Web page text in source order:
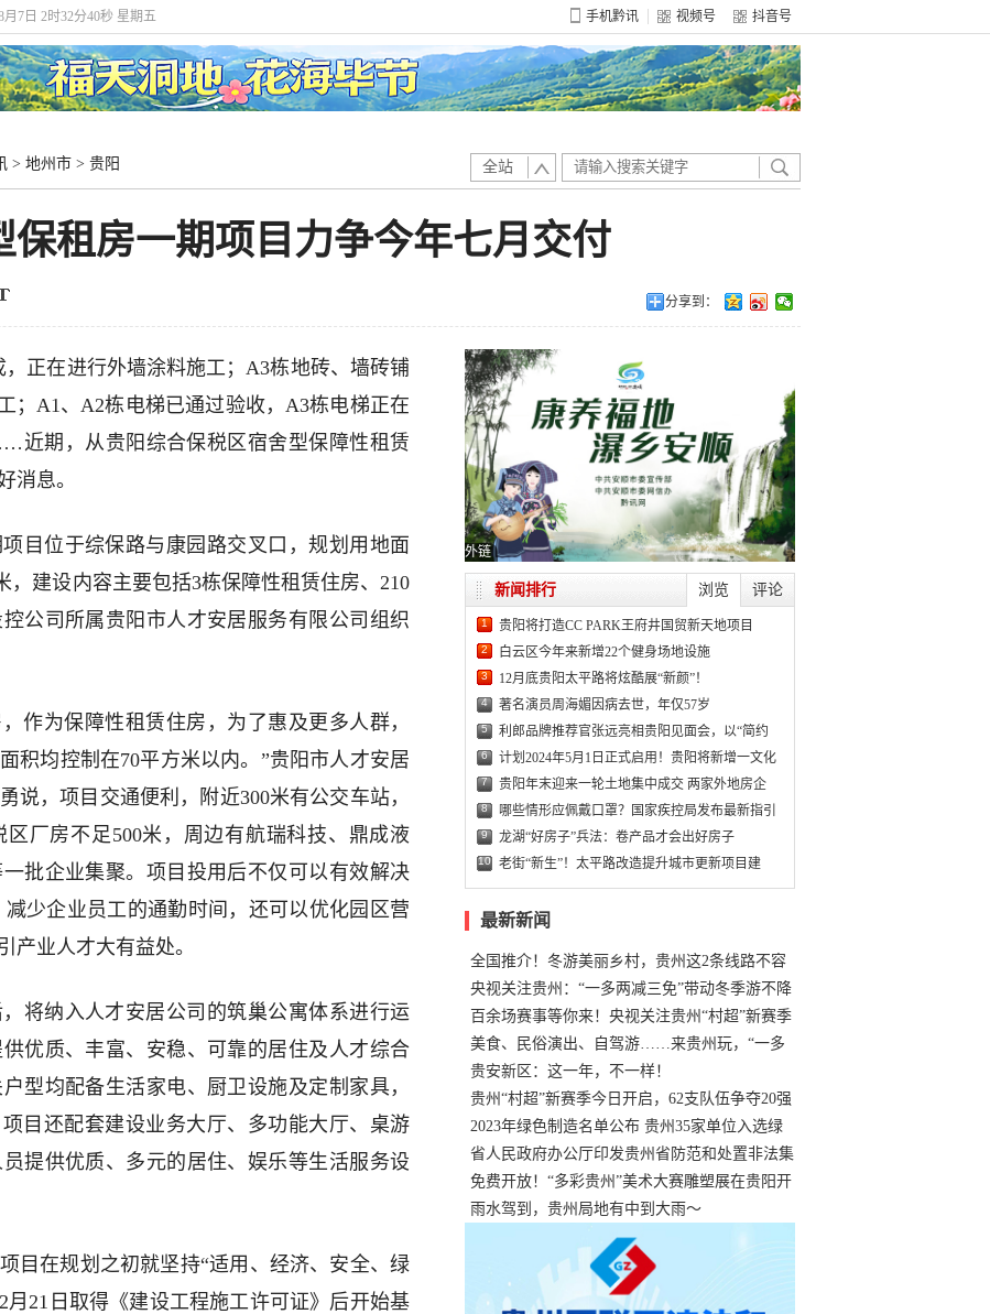
月7日 2时32分41秒 星期五 手机黔讯 视频号 抖音号
> 地州市 > 贵阳 全站
保租房一期项目力争今年七月交付
分享到：
正在进行外墙涂料施工；A3栋地砖、墙砖铺
；A1、A2栋电梯已通过验收，A3栋电梯正在
近期，从贵阳综合保税区宿舍型保障性租赁
消息。
目位于综保路与康园路交叉口，规划用地面
，建设内容主要包括3栋保障性租赁住房、210
公司所属贵阳市人才安居服务有限公司组织
作为保障性租赁住房，为了惠及更多人群，
积均控制在70平方米以内。”贵阳市人才安居
说，项目交通便利，附近300米有公交车站，
厂房不足500米，周边有航瑞科技、鼎成液
批企业集聚。项目投用后不仅可以有效解决
少企业员工的通勤时间，还可以优化园区营
产业人才大有益处。
将纳入人才安居公司的筑巢公寓体系进行运
优质、丰富、安稳、可靠的居住及人才综合
型均配备生活家电、厨卫设施及定制家具，
目还配套建设业务大厅、多功能大厅、桌游
提供优质、多元的居住、娱乐等生活服务设
目在规划之初就坚持“适用、经济、安全、绿
月21日取得《建设工程施工许可证》后开始基
外链
浏览 评论
新闻排行
1 贵阳将打造CC PARK王府井国贸新天地项目
2 白云区今年来新增22个健身场地设施
3 12月底贵阳太平路将炫酷展“新颜”！
4 著名演员周海媚因病去世，年仅57岁
5 利郎品牌推荐官张远亮相贵阳见面会，以“简约
6 计划2024年5月1日正式启用！贵阳将新增一文化
7 贵阳年末迎来一轮土地集中成交 两家外地房企
8 哪些情形应佩戴口罩？国家疾控局发布最新指引
9 龙湖“好房子”兵法：卷产品才会出好房子
10 老街“新生”！太平路改造提升城市更新项目建
最新新闻
全国推介！冬游美丽乡村，贵州这2条线路不容
错过
央视关注贵州：“一多两减三免”带动冬季游不降
温
百余场赛事等你来！央视关注贵州“村超”新赛季
正式“打响”
美食、民俗演出、自驾游……来贵州玩，“一多
两减三免”！
贵安新区：这一年，不一样！
贵州“村超”新赛季今日开启，62支队伍争夺20强
名额
2023年绿色制造名单公布 贵州35家单位入选绿
色工厂
省人民政府办公厅印发贵州省防范和处置非法集
资工作实施细则
免费开放！“多彩贵州”美术大赛雕塑展在贵阳开
展，持续至1月19日
雨水驾到，贵州局地有中到大雨～